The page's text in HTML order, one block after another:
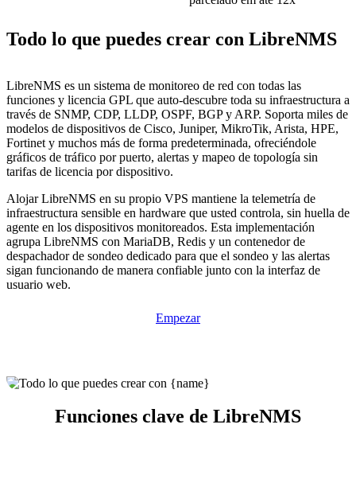
Todo lo que puedes crear con LibreNMS
LibreNMS es un sistema de monitoreo de red con todas las
funciones y licencia GPL que auto-descubre toda su infraestructura a
través de SNMP, CDP, LLDP, OSPF, BGP y ARP. Soporta miles de
modelos de dispositivos de Cisco, Juniper, MikroTik, Arista, HPE,
Fortinet y muchos más de forma predeterminada, ofreciéndole
gráficos de tráfico por puerto, alertas y mapeo de topología sin
tarifas de licencia por dispositivo.
Alojar LibreNMS en su propio VPS mantiene la telemetría de
infraestructura sensible en hardware que usted controla, sin huella de
agente en los dispositivos monitoreados. Esta implementación
agrupa LibreNMS con MariaDB, Redis y un contenedor de
despachador de sondeo dedicado para que el sondeo y las alertas
sigan funcionando de manera confiable junto con la interfaz de
usuario web.
Empezar
Funciones clave de LibreNMS